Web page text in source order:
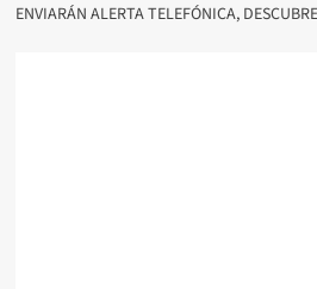
ENVIARÁN ALERTA TELEFÓNICA,